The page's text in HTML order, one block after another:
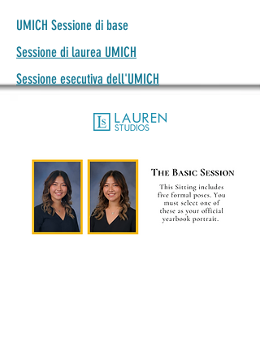
UMICH Sessione di base
Sessione di laurea UMICH
Sessione esecutiva dell'UMICH